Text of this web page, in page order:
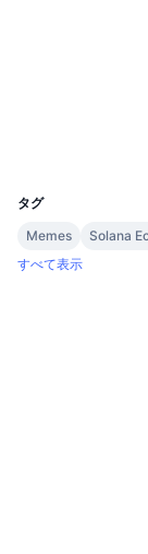
タグ
Memes
Solana
すべて表示